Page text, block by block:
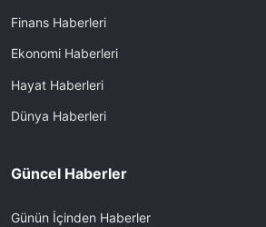
Finans Haberleri
Ekonomi Haberleri
Hayat Haberleri
Dünya Haberleri
Güncel Haberler
Günün İçinden Haberler